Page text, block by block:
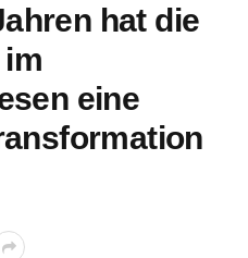
hat die
eine